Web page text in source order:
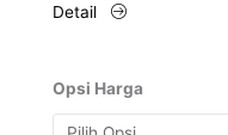
Detail
Opsi Harga